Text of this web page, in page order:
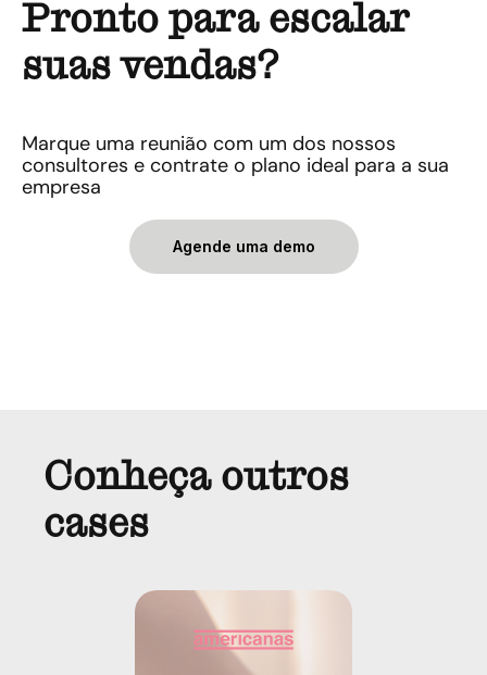
Pronto para escalar
suas vendas?
Marque uma reunião com um dos nossos
consultores e contrate o plano ideal para a sua
empresa
Agende uma demo
Conheça outros
cases